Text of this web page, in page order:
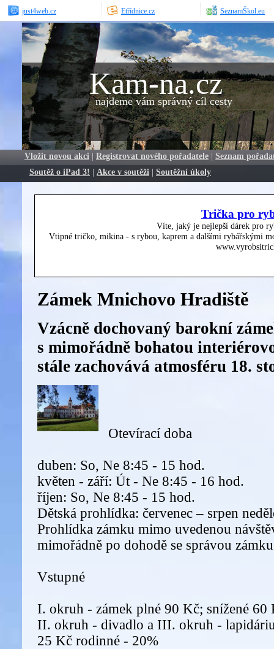
just4web.cz Etřídnice.cz SeznamŠkol.eu
Kam-na.cz
najdeme vám správný cíl cesty
Vložit novou akci | Registrovat nového pořadatele | Seznam
Soutěž o iPad 3! | Akce v soutěži | Soutěžní úkoly
Trička pro
Víte, jaký je nejlepší dárek pro
Vtipné tričko, mikina - s rybou, kaprem a dalšími rybářskými
Zámek Mnichovo Hradiště
Vzácně dochovaný barokní
s mimořádně bohatou
stále zachovává atmosféru 18.
Otevírací doba
duben: So, Ne 8:45 - 15 hod.
květen - září: Út - Ne 8:45 - 16 hod.
říjen: So, Ne 8:45 - 15 hod.
Dětská prohlídka: červenec – srpen
Prohlídka zámku mimo uvedenou
mimořádně po dohodě se správou
Vstupné
I. okruh - zámek plné 90 Kč; snížené
II. okruh - divadlo a III. okruh -
25 Kč rodinné - 20%